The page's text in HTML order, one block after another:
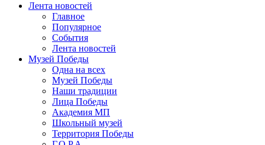
Лента новостей
Главное
Популярное
События
Лента новостей
Музей Победы
Одна на всех
Музей Победы
Наши традиции
Лица Победы
Академия МП
Школьный музей
Территория Победы